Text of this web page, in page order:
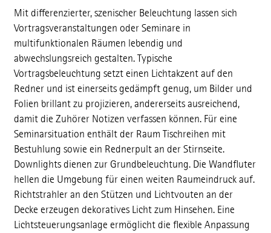
Mit differenzierter, szenischer Beleuchtung lassen sich
Vortragsveranstaltungen oder Seminare in
multifunktionalen Räumen lebendig und
abwechslungsreich gestalten. Typische
Vortragsbeleuchtung setzt einen Lichtakzent auf den
Redner und ist einerseits gedämpft genug, um Bilder und
Folien brillant zu projizieren, andererseits ausreichend,
damit die Zuhörer Notizen verfassen können. Für eine
Seminarsituation enthält der Raum Tischreihen mit
Bestuhlung sowie ein Rednerpult an der Stirnseite.
Downlights dienen zur Grundbeleuchtung. Die Wandfluter
hellen die Umgebung für einen weiten Raumeindruck auf.
Richtstrahler an den Stützen und Lichtvouten an der
Decke erzeugen dekoratives Licht zum Hinsehen. Eine
Lichtsteuerungsanlage ermöglicht die flexible Anpassung